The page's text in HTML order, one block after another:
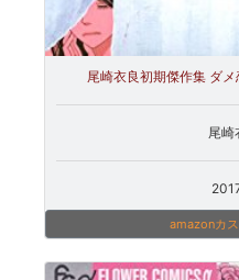
尾崎衣良初期傑作集 ダ
尾崎
amazonカ